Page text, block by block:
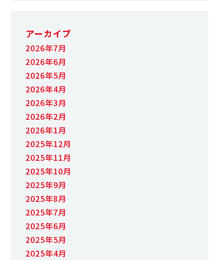
アーカイブ
2026年7月
2026年6月
2026年5月
2026年4月
2026年3月
2026年2月
2026年1月
2025年12月
2025年11月
2025年10月
2025年9月
2025年8月
2025年7月
2025年6月
2025年5月
2025年4月